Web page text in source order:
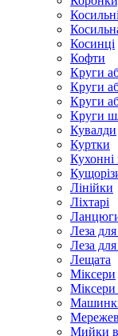
Косинці
Кофти
Круги
Круги
Круги
Круги
Кувалди
Куртки
Лінійки
Ліхтарі
Леза
Леза
Лещата
Міксери
Міксери
Мийки